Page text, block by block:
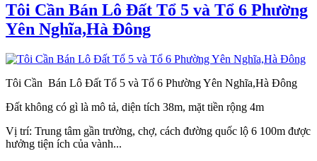
Tôi Cần Bán Lô Đất Tổ 5 và Tổ 6 Phường
Yên Nghĩa,Hà Đông
Tôi Cần Bán Lô Đất Tổ 5 và Tổ 6 Phường Yên Nghĩa,Hà Đông
Đất không có gì là mô tả, diện tích 38m, mặt tiền rộng 4m
Vị trí: Trung tâm gần trường, chợ, cách đường quốc lộ 6 100m được
hưởng tiện ích của vành...